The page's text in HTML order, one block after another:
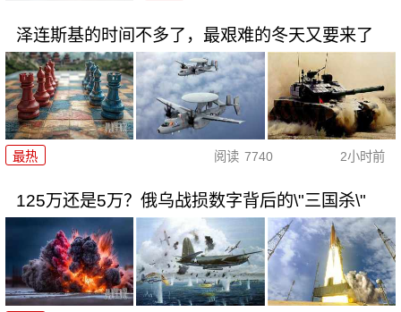
泽连斯基的时间不多了，最艰难的冬天又要来了
最热 阅读 7740 2小时前
125万还是5万？俄乌战损数字背后的\"三国杀\"